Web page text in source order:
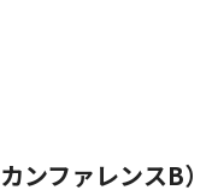
ンファレンスB）